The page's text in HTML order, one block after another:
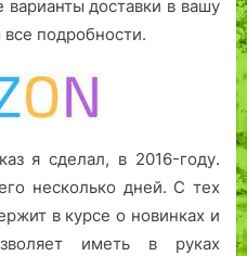
доставки в вашу
подробности.
я сделал, в 2016-году.
несколько дней. С тех
в курсе о новинках и
иметь в руках